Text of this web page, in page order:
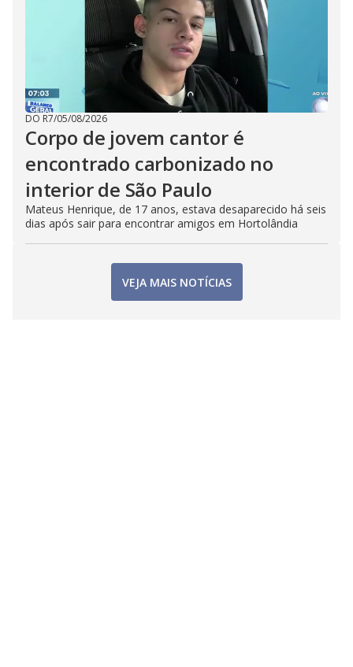
DO R7/05/08/2026
Corpo de jovem cantor é
encontrado carbonizado no
interior de São Paulo
Mateus Henrique, de 17 anos, estava desaparecido há seis
dias após sair para encontrar amigos em Hortolândia
VEJA MAIS NOTÍCIAS